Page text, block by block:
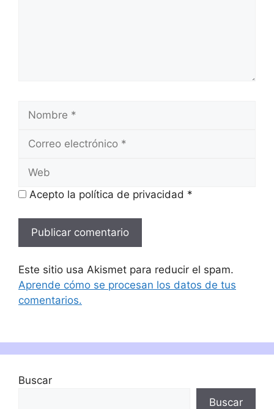
Nombre
Correo
Web
Acepto la política de privacidad *
Este sitio usa Akismet para reducir el spam.
Aprende cómo se procesan los datos de tus
comentarios.
Buscar
Buscar